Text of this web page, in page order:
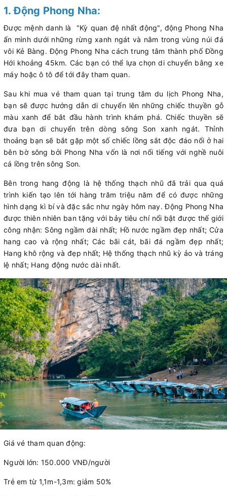
1. Động Phong Nha:
Được mệnh danh là "Kỳ quan đệ nhất động", động Phong Nha
ẩn mình dưới những rừng xanh ngát và nằm trong vùng núi đá
vôi Kẻ Bàng. Động Phong Nha cách trung tâm thành phố Đồng
Hới khoảng 45km. Các bạn có thể lựa chọn di chuyển bằng xe
máy hoặc ô tô để tới đây tham quan.
Sau khi mua vé tham quan tại trung tâm du lịch Phong Nha,
bạn sẽ được hướng dẫn di chuyển lên những chiếc thuyền gỗ
màu xanh để bắt đầu hành trình khám phá. Chiếc thuyền sẽ
đưa bạn di chuyển trên dòng sông Son xanh ngát. Thỉnh
thoảng bạn sẽ bắt gặp một số chiếc lồng sắt độc đáo nổi ở hai
bên bờ sông bởi Phong Nha vốn là nơi nổi tiếng với nghề nuôi
cá lồng trên sông Son.
Bên trong hang động là hệ thống thạch nhũ đã trải qua quá
trình kiến tạo lên tới hàng trăm triệu năm để có được những
hình dạng kì bí và đặc sắc như ngày hôm nay. Động Phong Nha
được thiên nhiên ban tặng với bảy tiêu chí nổi bật được thế giới
công nhận: Sông ngầm dài nhất; Hồ nước ngầm đẹp nhất; Cửa
hang cao và rộng nhất; Các bãi cát, bãi đá ngầm đẹp nhất;
Hang khô rộng và đẹp nhất; Hệ thống thạch nhũ kỳ ảo và tráng
lệ nhất; Hang động nước dài nhất.
Giá vé tham quan động:
Người lớn: 150.000 VNĐ/người
Trẻ em từ 1,1m-1,3m: giảm 50%